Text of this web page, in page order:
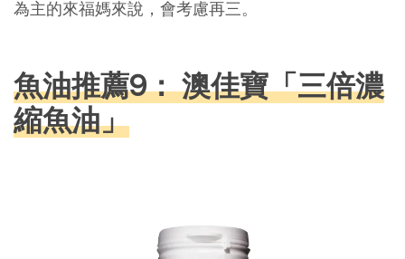
為主的來福媽來說，會考慮再三。
魚油推薦9： 澳佳寶「三倍濃
縮魚油」